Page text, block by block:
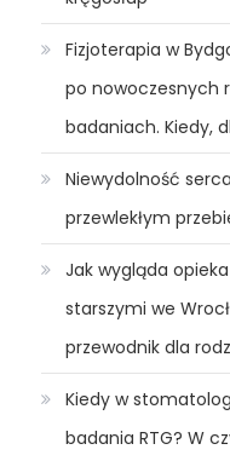
Fizjoterapia w
po nowoczesnych
badaniach. Kiedy,
Niewydolność
przewlekłym
Jak wygląda
starszymi we
przewodnik dla
Kiedy w
badania RTG? W